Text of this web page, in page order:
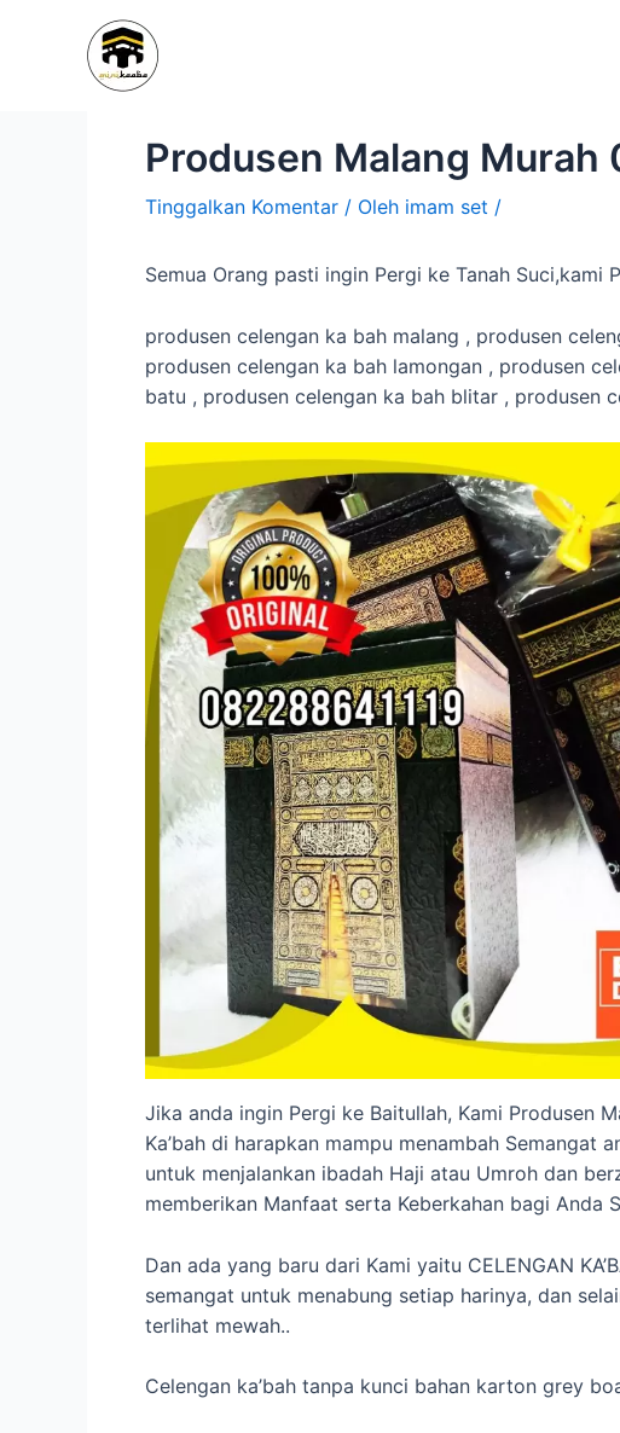
Produsen Malang Murah
Tinggalkan Komentar / Oleh imam set /
Semua Orang pasti ingin Pergi ke Tanah
produsen celengan ka bah malang , produsen
produsen celengan ka bah lamongan , produsen
batu , produsen celengan ka bah blitar , produsen
Jika anda ingin Pergi ke Baitullah, Kami Produsen
Ka’bah di harapkan mampu menambah Semangat
untuk menjalankan ibadah Haji atau Umroh dan
memberikan Manfaat serta Keberkahan bagi Anda
Dan ada yang baru dari Kami yaitu CELENGAN
semangat untuk menabung setiap harinya, dan
terlihat mewah..
Celengan ka’bah tanpa kunci bahan karton grey
pos